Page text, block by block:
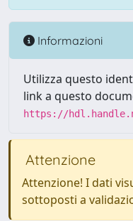
Informazioni
Utilizza questo
link a questo
https://
Attenzione
Attenzione! I dati
sottoposti a